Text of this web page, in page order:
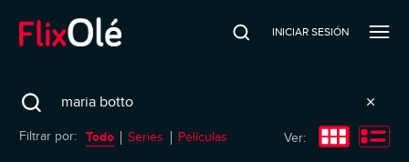
INICIAR SESIÓN
Search
Filtrar por: Todo Series Películas Ver: